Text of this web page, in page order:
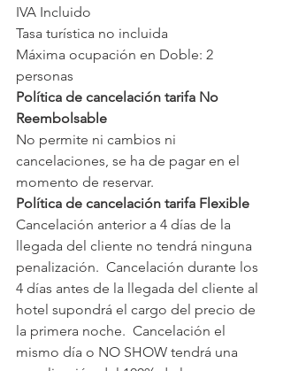
IVA Incluido
Tasa turística no incluida
Máxima ocupación en Doble: 2
personas
Política de cancelación tarifa No
Reembolsable
No permite ni cambios ni
cancelaciones, se ha de pagar en el
momento de reservar.
Política de cancelación tarifa Flexible
Cancelación anterior a 4 días de la
llegada del cliente no tendrá ninguna
penalización.  Cancelación durante los
4 días antes de la llegada del cliente al
hotel supondrá el cargo del precio de
la primera noche.  Cancelación el
mismo día o NO SHOW tendrá una